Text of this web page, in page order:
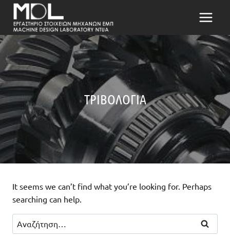
Μετάβαση
περιεχόμενο
ΤΡΙΒΟΛΟΓΊΑ
It seems we can’t find what you’re looking for. Perhaps
searching can help.
Αναζήτηση
για: